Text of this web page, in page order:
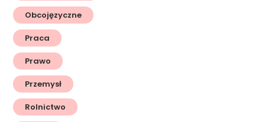
Obcojęzyczne
Praca
Prawo
Przemysł
Rolnictwo